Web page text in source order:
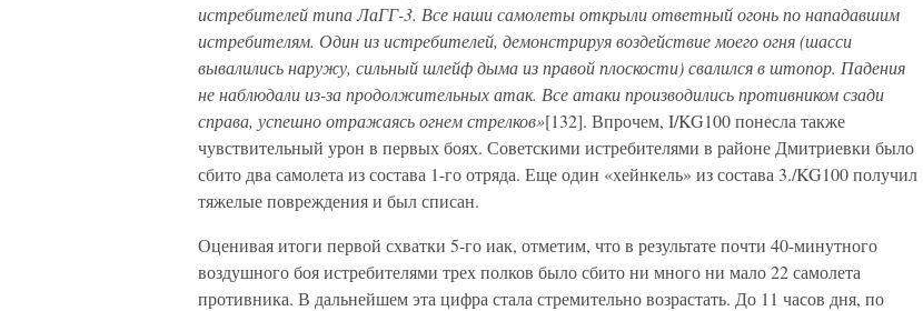
истребителей типа ЛаГГ-3. Все наши самолеты открыли ответный огонь по нападавшим
истребителям. Один из истребителей, демонстрируя воздействие моего огня (шасси
вывалились наружу, сильный шлейф дыма из правой плоскости) свалился в штопор. Падения
не наблюдали из-за продолжительных атак. Все атаки производились противником сзади
справа, успешно отражаясь огнем стрелков»[132]. Впрочем, I/KG100 понесла также
чувствительный урон в первых боях. Советскими истребителями в районе Дмитриевки было
сбито два самолета из состава 1-го отряда. Еще один «хейнкель» из состава 3./KG100 получил
тяжелые повреждения и был списан.
Оценивая итоги первой схватки 5-го иак, отметим, что в результате почти 40-минутного
воздушного боя истребителями трех полков было сбито ни много ни мало 22 самолета
противника. В дальнейшем эта цифра стала стремительно возрастать. До 11 часов дня, по